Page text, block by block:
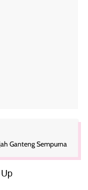
Ganteng Sempurna